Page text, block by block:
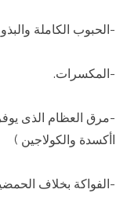
-الحبوب الكاملة
-المكسرات.
-مرق العظام الذى
اأكسدة والكولاجين )
-الفواكة بخلاف